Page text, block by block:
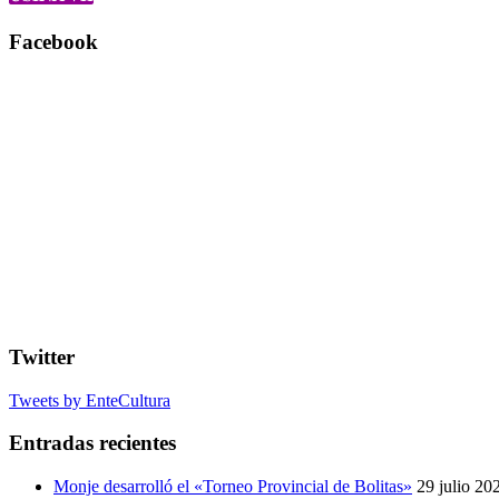
Facebook
Twitter
Tweets by EnteCultura
Entradas recientes
Monje desarrolló el «Torneo Provincial de Bolitas» 29 julio